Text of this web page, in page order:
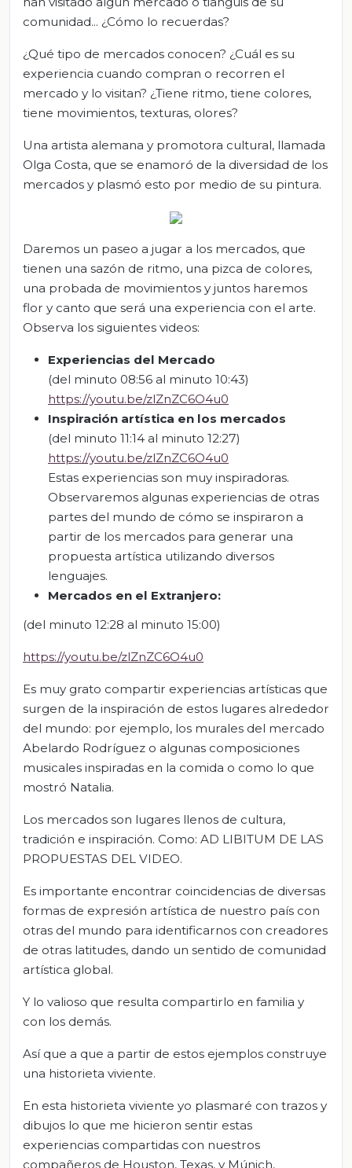
comunidad... ¿Cómo lo recuerdas?
¿Qué tipo de mercados conocen? ¿Cuál es su
experiencia cuando compran o recorren el
mercado y lo visitan? ¿Tiene ritmo, tiene colores,
tiene movimientos, texturas, olores?
Una artista alemana y promotora cultural, llamada
Olga Costa, que se enamoró de la diversidad de los
mercados y plasmó esto por medio de su pintura.
Daremos un paseo a jugar a los mercados, que
tienen una sazón de ritmo, una pizca de colores,
una probada de movimientos y juntos haremos
flor y canto que será una experiencia con el arte.
Observa los siguientes videos:
Experiencias del Mercado
(del minuto 08:56 al minuto 10:43)
https://youtu.be/zlZnZC6O4u0
Inspiración artística en los mercados
(del minuto 11:14 al minuto 12:27)
https://youtu.be/zlZnZC6O4u0
Estas experiencias son muy inspiradoras.
Observaremos algunas experiencias de otras
partes del mundo de cómo se inspiraron a
partir de los mercados para generar una
propuesta artística utilizando diversos
lenguajes.
Mercados en el Extranjero:
(del minuto 12:28 al minuto 15:00)
https://youtu.be/zlZnZC6O4u0
Es muy grato compartir experiencias artísticas que
surgen de la inspiración de estos lugares alrededor
del mundo: por ejemplo, los murales del mercado
Abelardo Rodríguez o algunas composiciones
musicales inspiradas en la comida o como lo que
mostró Natalia.
Los mercados son lugares llenos de cultura,
tradición e inspiración. Como: AD LIBITUM DE LAS
PROPUESTAS DEL VIDEO.
Es importante encontrar coincidencias de diversas
formas de expresión artística de nuestro país con
otras del mundo para identificarnos con creadores
de otras latitudes, dando un sentido de comunidad
artística global.
Y lo valioso que resulta compartirlo en familia y
con los demás.
Así que a que a partir de estos ejemplos construye
una historieta viviente.
En esta historieta viviente yo plasmaré con trazos y
dibujos lo que me hicieron sentir estas
experiencias compartidas con nuestros
compañeros de Houston, Texas, y Múnich,